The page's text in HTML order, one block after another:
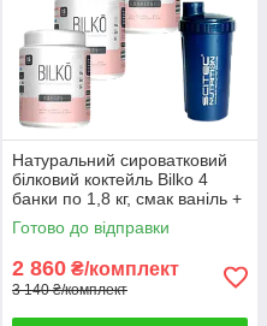
Натуральний сироватковий
білковий коктейль Bilko 4
банки по 1,8 кг, смак ваніль +
шейкер
Готово до відправки
2 860 ₴/комплект
3 140 ₴/комплект